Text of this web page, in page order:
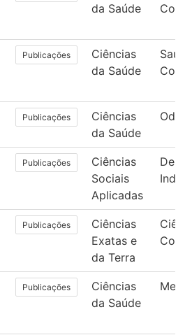
da Saúde
Publicações
Ciências
da Saúde
Saúde
Publicações
Ciências
da Saúde
Publicações
Ciências
Sociais
Aplicadas
Publicações
Ciências
Exatas e
da Terra
Publicações
Ciências
da Saúde